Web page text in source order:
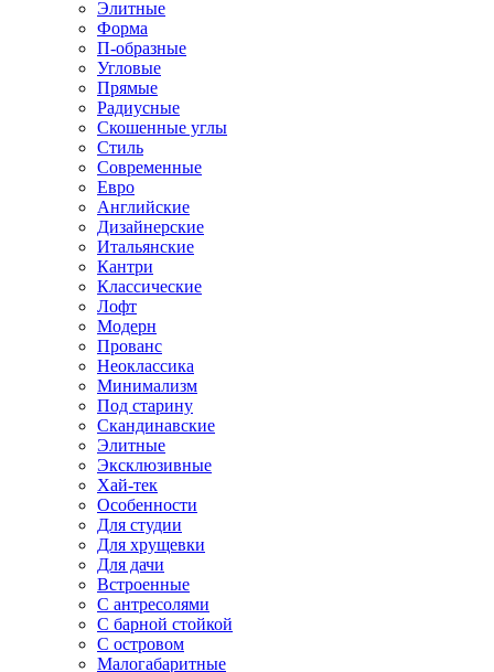
Элитные
Форма
П-образные
Угловые
Прямые
Радиусные
Скошенные углы
Стиль
Современные
Евро
Английские
Дизайнерские
Итальянские
Кантри
Классические
Лофт
Модерн
Прованс
Неоклассика
Минимализм
Под старину
Скандинавские
Элитные
Эксклюзивные
Хай-тек
Особенности
Для студии
Для хрущевки
Для дачи
Встроенные
С антресолями
С барной стойкой
С островом
Малогабаритные